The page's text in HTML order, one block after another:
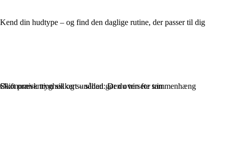
Kend din hudtype – og find den daglige rutine, der passer til dig
Økonomisk tryghed og sundhed: Den oversete sammenhæng
Skift prævention sikkert – sådan gør du trin for trin